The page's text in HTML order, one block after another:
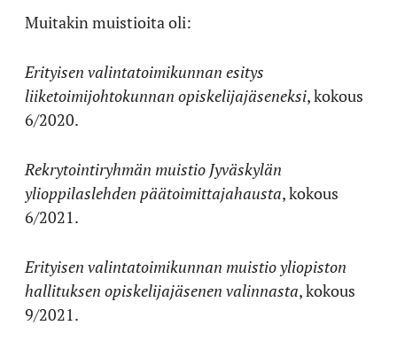
Muitakin muistioita oli:
Erityisen valintatoimikunnan esitys
liiketoimijohtokunnan opiskelijajäseneksi, kokous
6/2020.
Rekrytointiryhmän muistio Jyväskylän
ylioppilaslehden päätoimittajahausta, kokous
6/2021.
Erityisen valintatoimikunnan muistio yliopiston
hallituksen opiskelijajäsenen valinnasta, kokous
9/2021.